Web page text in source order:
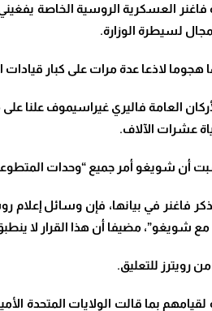
العسكرية الروسية الخاصة يفغيني
لسيطرة الوزارة.
لاذعا عدة مرات على كبار قيادات
العامة فاليري غيراسيموف علنا
عشرات الآلاف.
أن شويغو أمر جميع “وحدات
فاغنر في بيانها، فإن وسائل
مع شويغو”، مضيفا أن هذا القرار لا
رويترز للتعليق.
بما قالت الولايات المتحدة